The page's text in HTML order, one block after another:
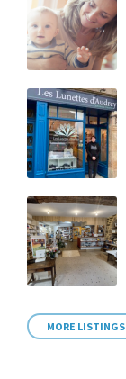
MORE LISTINGS